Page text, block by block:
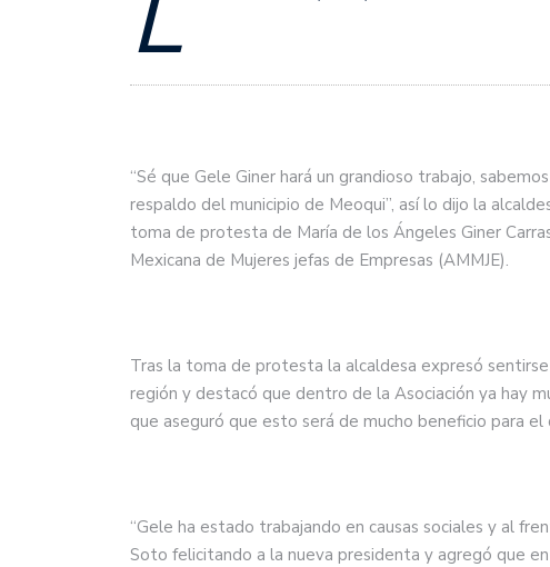
“Sé que Gele Giner hará un grandioso trabajo,
respaldo del municipio de Meoqui”, así lo dijo la
toma de protesta de María de los Ángeles Giner
Mexicana de Mujeres jefas de Empresas (AMMJE).
Tras la toma de protesta la alcaldesa expresó
región y destacó que dentro de la Asociación ya hay
que aseguró que esto será de mucho beneficio para
“Gele ha estado trabajando en causas sociales y al
Soto felicitando a la nueva presidenta y agregó que